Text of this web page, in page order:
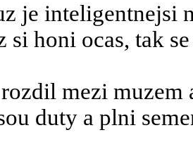
je inteligentnejsi
si honi ocas, tak
mezi muzem
duty a plni